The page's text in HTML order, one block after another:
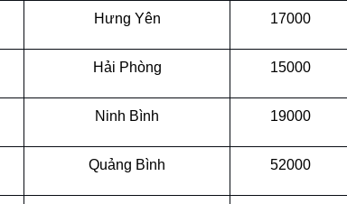
Hưng Yên 17000
Hải Phòng 15000
Ninh Bình 19000
Quảng Bình 52000